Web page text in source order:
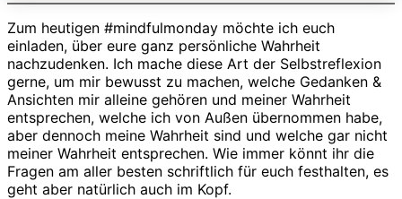
Zum heutigen #mindfulmonday möchte ich euch
einladen, über eure ganz persönliche Wahrheit
nachzudenken. Ich mache diese Art der Selbstreflexion
gerne, um mir bewusst zu machen, welche Gedanken &
Ansichten mir alleine gehören und meiner Wahrheit
entsprechen, welche ich von Außen übernommen habe,
aber dennoch meine Wahrheit sind und welche gar nicht
meiner Wahrheit entsprechen. Wie immer könnt ihr die
Fragen am aller besten schriftlich für euch festhalten, es
geht aber natürlich auch im Kopf.